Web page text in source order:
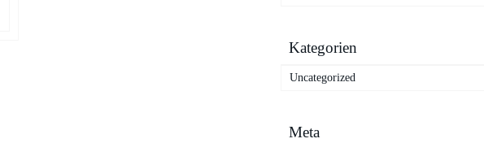
Kategorien
Uncategorized
Meta